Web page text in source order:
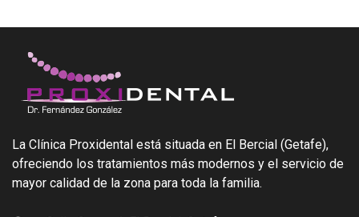
La Clínica Proxidental está situada en El Bercial (Getafe),
ofreciendo los tratamientos más modernos y el servicio de
mayor calidad de la zona para toda la familia.